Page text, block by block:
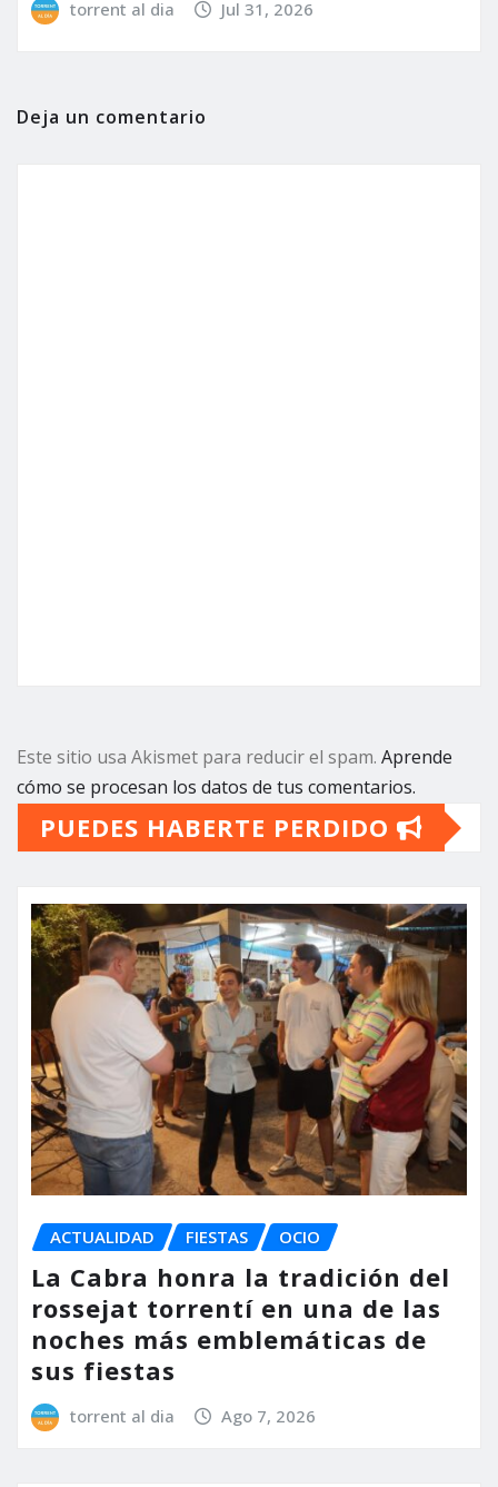
torrent al dia Jul 31, 2026
Deja un comentario
Este sitio usa Akismet para reducir el spam. Aprende
cómo se procesan los datos de tus comentarios.
PUEDES HABERTE PERDIDO
ACTUALIDAD FIESTAS OCIO
La Cabra honra la tradición del
rossejat torrentí en una de las
noches más emblemáticas de
sus fiestas
torrent al dia Ago 7, 2026